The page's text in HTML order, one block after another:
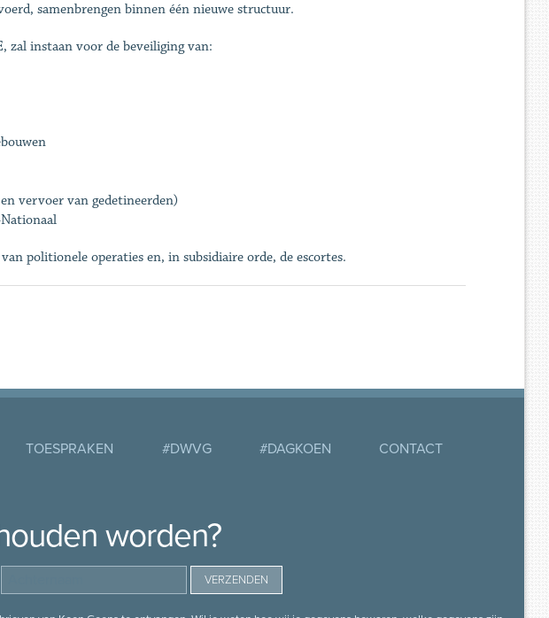
samenbrengen binnen één nieuwe structuur.
zal instaan voor de beveiliging van:
vervoer van gedetineerden)
politionele operaties en, in subsidiaire orde, de escortes.
TOESPRAKEN #DWVG #DAGKOEN CONTACT
worden?